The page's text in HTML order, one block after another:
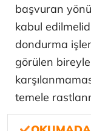
başvuran
kabul
dondurma
görülen
temele